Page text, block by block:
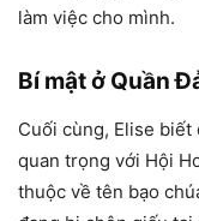
làm việc cho mình.
Bí mật ở Quần
Cuối cùng, Elise
quan trọng với Hội
thuộc về tên bạo